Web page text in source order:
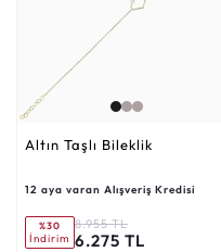
Altın Taşlı Bileklik
12 aya varan Alışveriş Kredisi
%30
İndirim
8.955 TL
6.275 TL